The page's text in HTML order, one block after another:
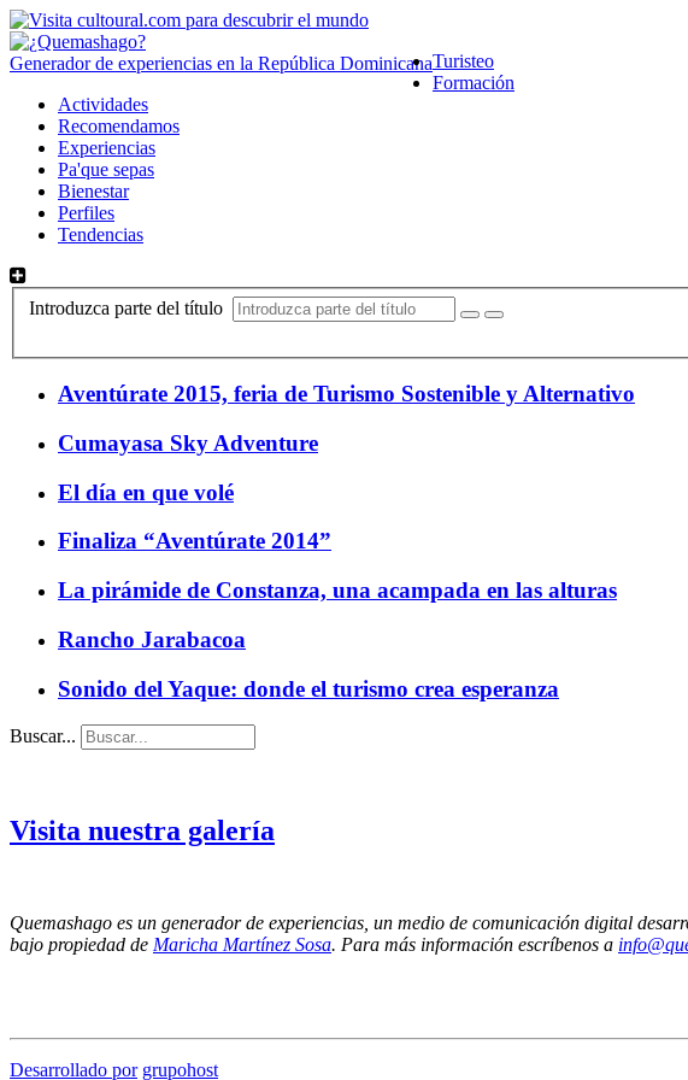
Generador de experiencias en la República DominicanaTuristeo
Formación
Actividades
Recomendamos
Experiencias
Pa'que sepas
Bienestar
Perfiles
Tendencias
Introduzca parte del título
Aventúrate 2015, feria de Turismo Sostenible y Alternativo
Cumayasa Sky Adventure
El día en que volé
Finaliza “Aventúrate 2014”
La pirámide de Constanza, una acampada en las alturas
Rancho Jarabacoa
Sonido del Yaque: donde el turismo crea esperanza
Buscar...
Visita nuestra galería
Quemashago es un generador de experiencias, un medio de comunicación digital
bajo propiedad de Maricha Martínez Sosa. Para más información escríbenos a
Desarrollado por grupohost